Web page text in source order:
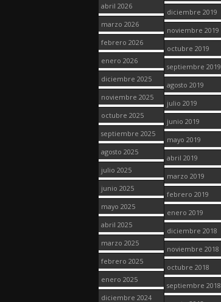
abril 2026
marzo 2026
febrero 2026
enero 2026
diciembre 2025
noviembre 2025
octubre 2025
septiembre 2025
agosto 2025
julio 2025
junio 2025
mayo 2025
abril 2025
marzo 2025
febrero 2025
enero 2025
diciembre 2024
diciembre 2019
noviembre 2019
octubre 2019
septiembre 2019
agosto 2019
julio 2019
junio 2019
mayo 2019
abril 2019
marzo 2019
febrero 2019
enero 2019
diciembre 2018
noviembre 2018
octubre 2018
septiembre 2018